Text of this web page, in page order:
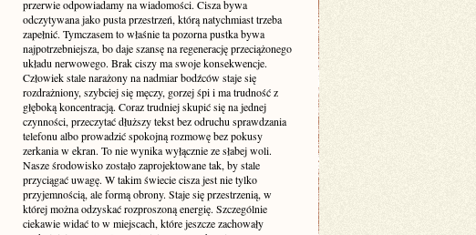
przerwie odpowiadamy na wiadomości. Cisza bywa
odczytywana jako pusta przestrzeń, którą natychmiast trzeba
zapełnić. Tymczasem to właśnie ta pozorna pustka bywa
najpotrzebniejsza, bo daje szansę na regenerację przeciążonego
układu nerwowego. Brak ciszy ma swoje konsekwencje.
Człowiek stale narażony na nadmiar bodźców staje się
rozdrażniony, szybciej się męczy, gorzej śpi i ma trudność z
głęboką koncentracją. Coraz trudniej skupić się na jednej
czynności, przeczytać dłuższy tekst bez odruchu sprawdzania
telefonu albo prowadzić spokojną rozmowę bez pokusy
zerkania w ekran. To nie wynika wyłącznie ze słabej woli.
Nasze środowisko zostało zaprojektowane tak, by stale
przyciągać uwagę. W takim świecie cisza jest nie tylko
przyjemnością, ale formą obrony. Staje się przestrzenią, w
której można odzyskać rozproszoną energię. Szczególnie
ciekawie widać to w miejscach, które jeszcze zachowały